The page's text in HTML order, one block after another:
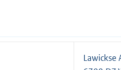
Lawickse